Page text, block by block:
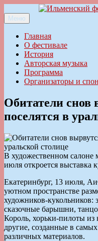
к
содержимому
Ильменский фестиваль
Меню
Главная
О фестивале
История
Авторская музыка
Программа
Организаторы и
Обитатели снов
поселятся в
В художественном салоне
июля откроется выставка
Екатеринбург, 13 июля,
уютном пространстве
художников-кукольников:
сказочные барышни,
Король, хорьки-пилоты из
другие, созданные в
различных материалов.